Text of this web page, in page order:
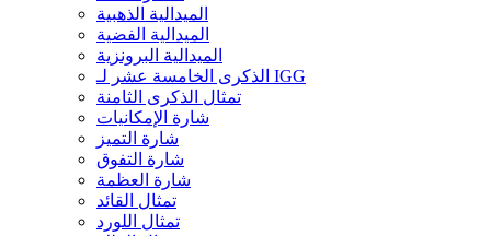
الميدالية الذهبية
الميدالية الفضية
الميدالية البرونزية
الذكرى الخامسة عشر لـ IGG
تمثال الذكرى الثامنة
شارة الإمكانيات
شارة التميز
شارة التفوق
شارة العظمة
تمثال القائد
تمثال اللورد